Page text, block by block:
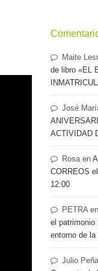
Maite
de libro «EL
José
ACTIVIDAD
Rosaen
CORREOS
12:00
PETRAen
el patrimonio
entorno de
Julio